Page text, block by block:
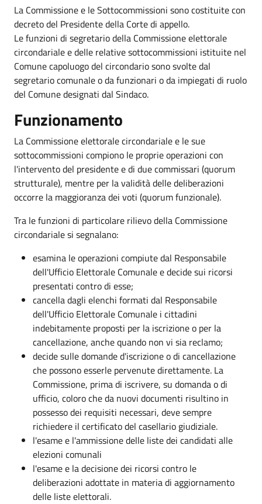
La Commissione e le Sottocommissioni sono costituite con
decreto del Presidente della Corte di appello.
Le funzioni di segretario della Commissione elettorale
circondariale e delle relative sottocommissioni istituite nel
Comune capoluogo del circondario sono svolte dal
segretario comunale o da funzionari o da impiegati di ruolo
del Comune designati dal Sindaco.
Funzionamento
La Commissione elettorale circondariale e le sue
sottocommissioni compiono le proprie operazioni con
l'intervento del presidente e di due commissari (quorum
strutturale), mentre per la validità delle deliberazioni
occorre la maggioranza dei voti (quorum funzionale).
Tra le funzioni di particolare rilievo della Commissione
circondariale si segnalano:
esamina le operazioni compiute dal Responsabile
dell'Ufficio Elettorale Comunale e decide sui ricorsi
presentati contro di esse;
cancella dagli elenchi formati dal Responsabile
dell'Ufficio Elettorale Comunale i cittadini
indebitamente proposti per la iscrizione o per la
cancellazione, anche quando non vi sia reclamo;
decide sulle domande d'iscrizione o di cancellazione
che possono esserle pervenute direttamente. La
Commissione, prima di iscrivere, su domanda o di
ufficio, coloro che da nuovi documenti risultino in
possesso dei requisiti necessari, deve sempre
richiedere il certificato del casellario giudiziale.
l'esame e l'ammissione delle liste dei candidati alle
elezioni comunali
l'esame e la decisione dei ricorsi contro le
deliberazioni adottate in materia di aggiornamento
delle liste elettorali.